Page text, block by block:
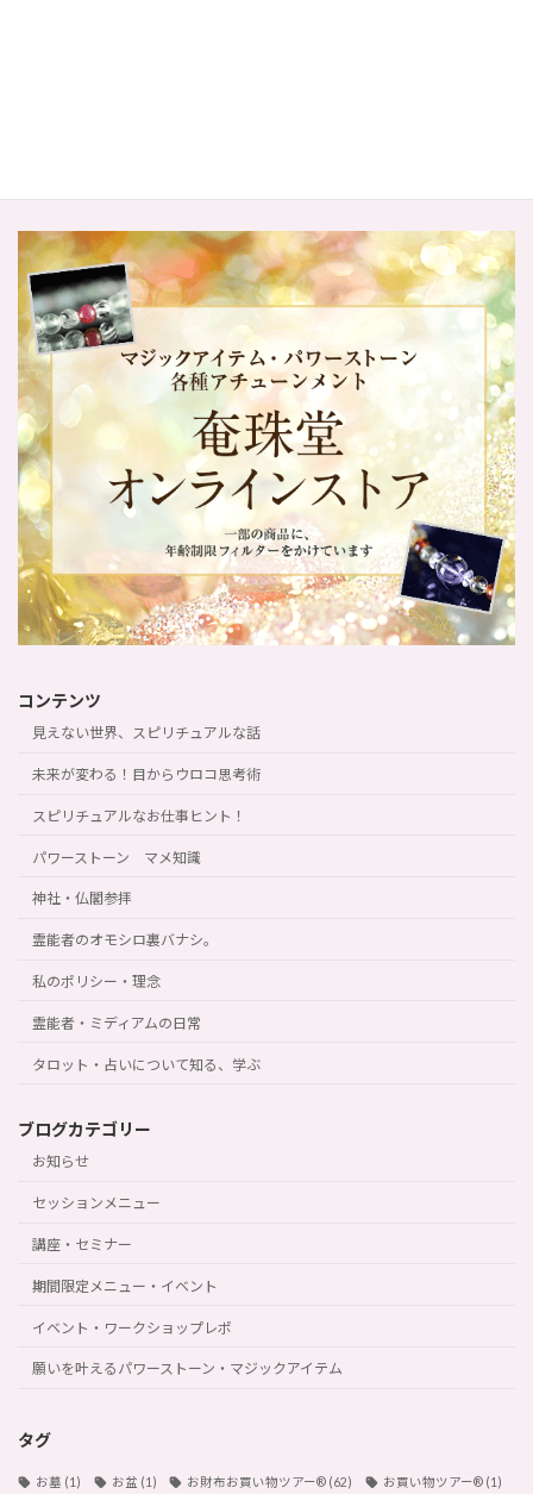
コンテンツ
見えない世界、スピリチュアルな話
未来が変わる！目からウロコ思考術
スピリチュアルなお仕事ヒント！
パワーストーン マメ知識
神社・仏閣参拝
霊能者のオモシロ裏バナシ。
私のポリシー・理念
霊能者・ミディアムの日常
タロット・占いについて知る、学ぶ
ブログカテゴリー
お知らせ
セッションメニュー
講座・セミナー
期間限定メニュー・イベント
イベント・ワークショップレポ
願いを叶えるパワーストーン・マジックアイテム
タグ
お墓 (1) お盆 (1) お財布お買い物ツアー®︎ (62) お買い物ツアー®︎(1)